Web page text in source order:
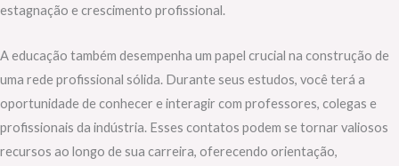
estagnação e crescimento profissional.
A educação também desempenha um papel crucial na construção de
uma rede profissional sólida. Durante seus estudos, você terá a
oportunidade de conhecer e interagir com professores, colegas e
profissionais da indústria. Esses contatos podem se tornar valiosos
recursos ao longo de sua carreira, oferecendo orientação,